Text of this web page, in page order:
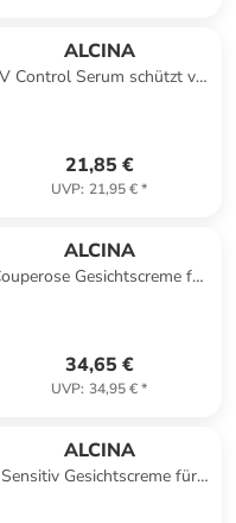
ALCINA
Control Serum schützt vor
21,85 €
UVP: 21,95 €*
ALCINA
Gesichtscreme für
34,65 €
UVP: 34,95 €*
ALCINA
Sensitiv Gesichtscreme für